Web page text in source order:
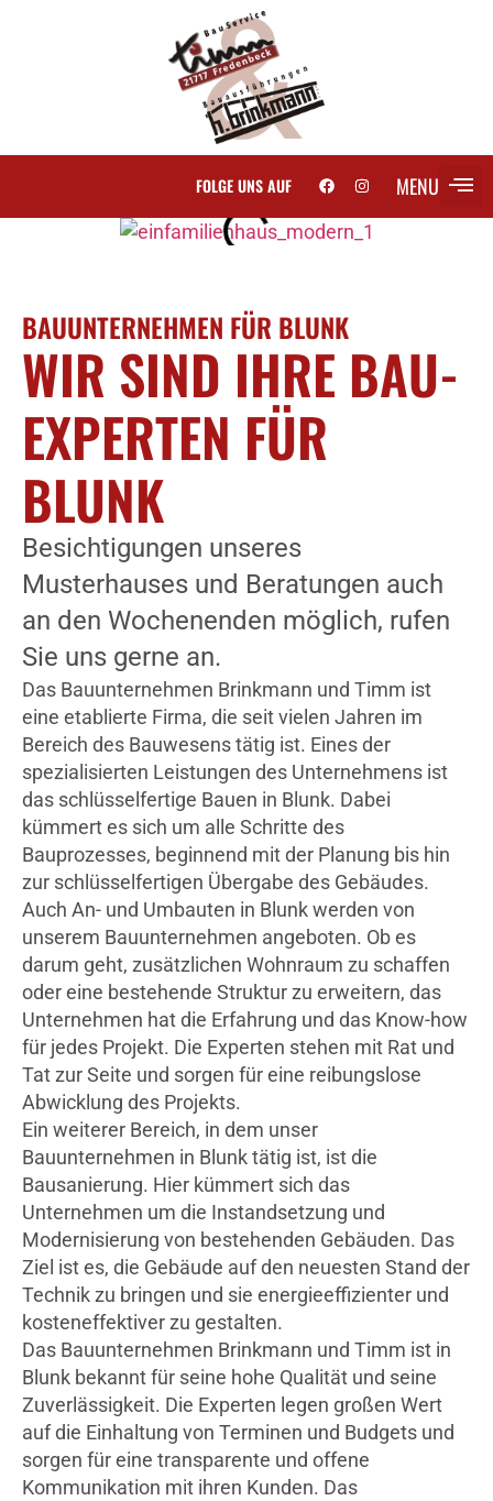
FOLGE UNS AUF MENU
BAUUNTERNEHMEN FÜR BLUNK
WIR SIND IHRE BAU-
EXPERTEN FÜR
BLUNK
Besichtigungen unseres
Musterhauses und Beratungen auch
an den Wochenenden möglich, rufen
Sie uns gerne an.
Das Bauunternehmen Brinkmann und Timm ist
eine etablierte Firma, die seit vielen Jahren im
Bereich des Bauwesens tätig ist. Eines der
spezialisierten Leistungen des Unternehmens ist
das schlüsselfertige Bauen in Blunk. Dabei
kümmert es sich um alle Schritte des
Bauprozesses, beginnend mit der Planung bis hin
zur schlüsselfertigen Übergabe des Gebäudes.
Auch An- und Umbauten in Blunk werden von
unserem Bauunternehmen angeboten. Ob es
darum geht, zusätzlichen Wohnraum zu schaffen
oder eine bestehende Struktur zu erweitern, das
Unternehmen hat die Erfahrung und das Know-how
für jedes Projekt. Die Experten stehen mit Rat und
Tat zur Seite und sorgen für eine reibungslose
Abwicklung des Projekts.
Ein weiterer Bereich, in dem unser
Bauunternehmen in Blunk tätig ist, ist die
Bausanierung. Hier kümmert sich das
Unternehmen um die Instandsetzung und
Modernisierung von bestehenden Gebäuden. Das
Ziel ist es, die Gebäude auf den neuesten Stand der
Technik zu bringen und sie energieeffizienter und
kosteneffektiver zu gestalten.
Das Bauunternehmen Brinkmann und Timm ist in
Blunk bekannt für seine hohe Qualität und seine
Zuverlässigkeit. Die Experten legen großen Wert
auf die Einhaltung von Terminen und Budgets und
sorgen für eine transparente und offene
Kommunikation mit ihren Kunden. Das